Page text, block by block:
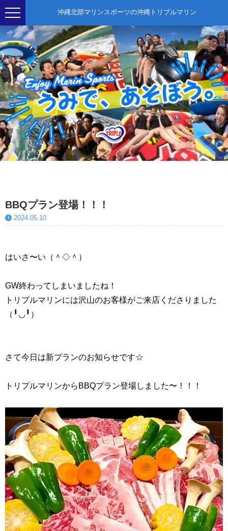
沖縄北部マリンスポーツの沖縄トリプルマリン
BBQプラン登場！！！
2024.05.10
はいさ〜い（＾◇＾）
GW終わってしまいましたね！
トリプルマリンには沢山のお客様がご来店くださりました
（╹◡╹）
さて今日は新プランのお知らせです☆
トリプルマリンからBBQプラン登場しました〜！！！